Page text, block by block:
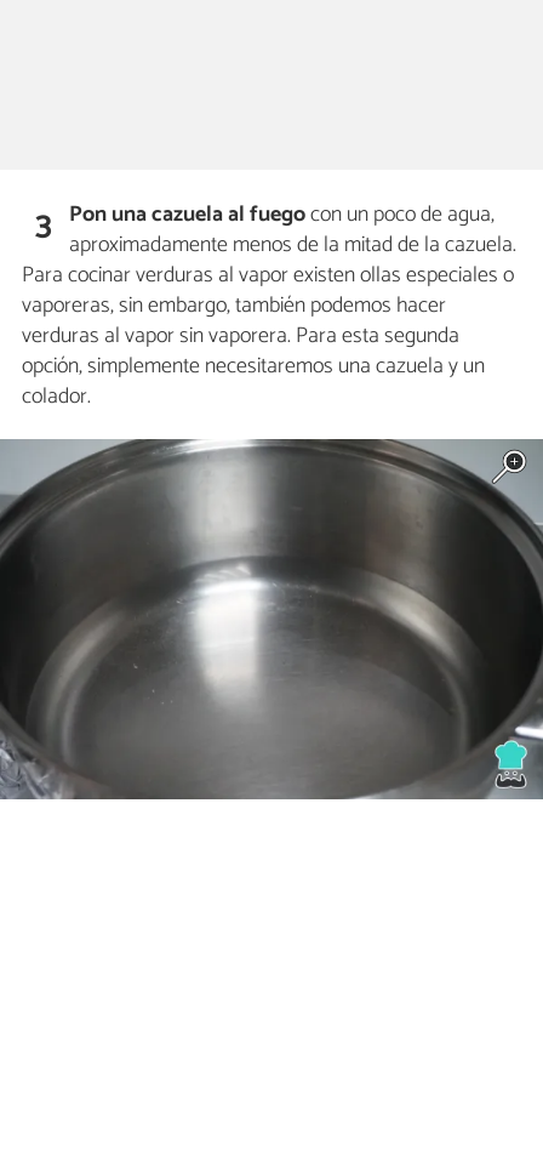
3 Pon una cazuela al fuegocon un poco de agua,
aproximadamente menos de la mitad de la cazuela.
Para cocinar verduras al vapor existen ollas especiales o
vaporeras, sin embargo, también podemos hacer
verduras al vapor sin vaporera. Para esta segunda
opción, simplemente necesitaremos una cazuela y un
colador.